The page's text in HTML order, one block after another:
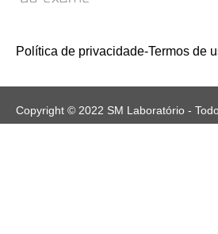
Política de privacidade-Termos de
Copyright © 2022 SM Laboratório -